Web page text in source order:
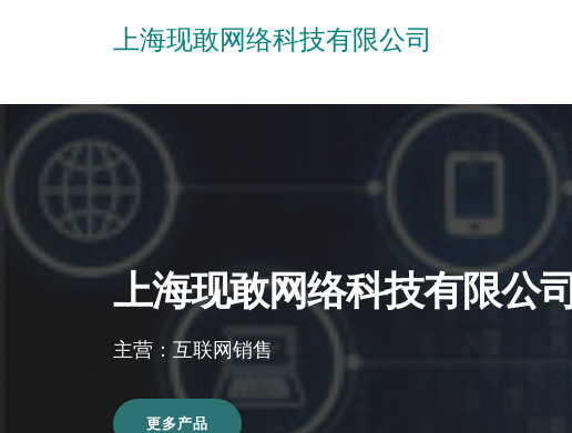
上海现敢网络科技有限公司
上海现敢网络科技有限公司
主营：互联网销售
更多产品